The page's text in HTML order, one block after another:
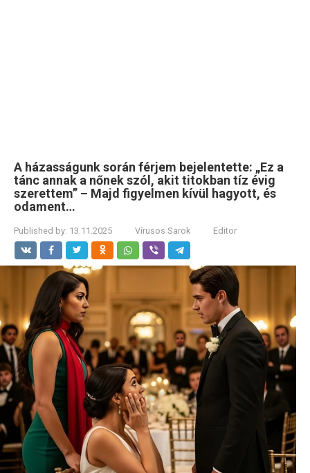
A házasságunk során férjem bejelentette: „Ez a
tánc annak a nőnek szól, akit titokban tíz évig
szerettem” – Majd figyelmen kívül hagyott, és
odament…
Published by: 13.11.2025 Vírusos Sarok Editor